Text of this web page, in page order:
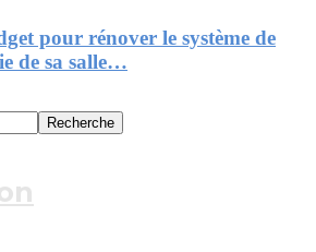
pour rénover le système de
de sa salle…